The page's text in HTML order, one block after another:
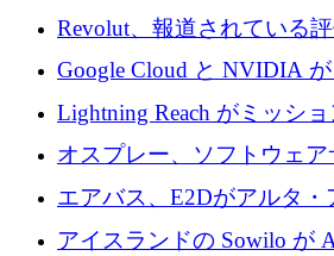
ートアップ Arrakis を支援
Revolut、報道されている
の新たな二次株式売却を確
Google Cloud と NVIDIA
された AI の野望を推進
Lightning Reach がミッシ
グループとしてポートフォ
に買収
オスプレー、ソフトウェ
攻撃を阻止するために265
エアバス、E2Dがアルタ・
欧州防衛技術ファンドに5
アイスランドの Sowilo が